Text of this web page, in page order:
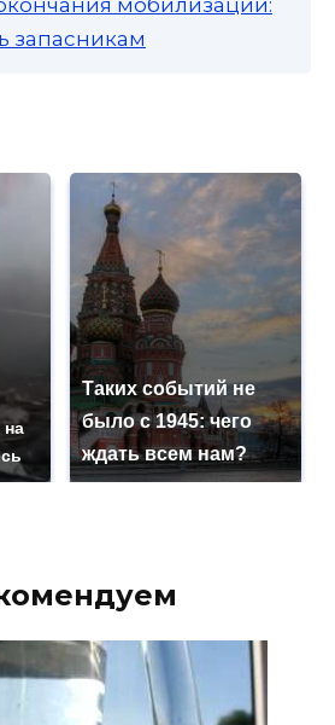
запасникам
на
Таких событий не
было с 1945: чего
ждать всем нам?